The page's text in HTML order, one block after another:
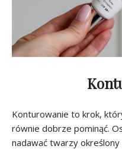
Konturowanie to krok,
równie dobrze pominąć.
nadawać twarzy określony